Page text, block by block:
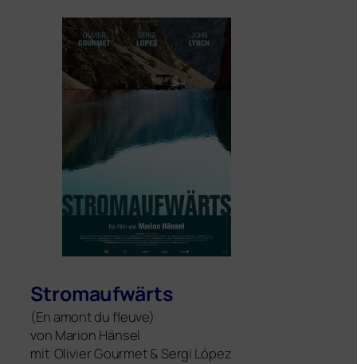
Stromaufwärts
(En amont du fleuve)
von Marion Hänsel
mit Olivier Gourmet& Sergi López